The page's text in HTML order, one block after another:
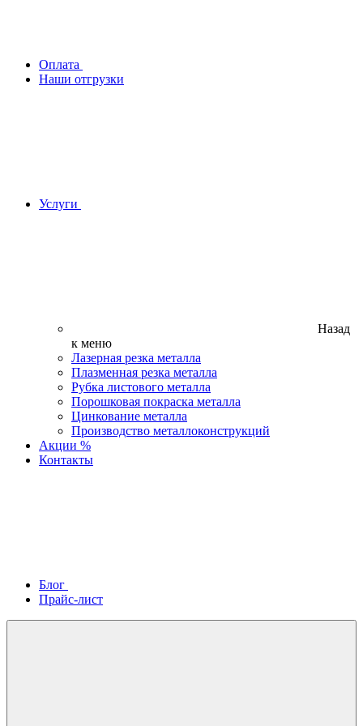
Оплата
Наши отгрузки
Услуги
Назад
к меню
Лазерная резка металла
Плазменная резка металла
Рубка листового металла
Порошковая покраска металла
Цинкование металла
Производство металлоконструкций
Акции %
Контакты
Блог
Прайс-лист